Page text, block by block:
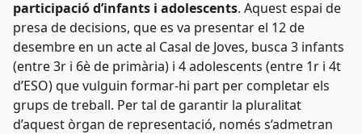
participació d’infants i adolescents. Aquest espai de
presa de decisions, que es va presentar el 12 de
desembre en un acte al Casal de Joves, busca 3 infants
(entre 3r i 6è de primària) i 4 adolescents (entre 1r i 4t
d’ESO) que vulguin formar-hi part per completar els
grups de treball. Per tal de garantir la pluralitat
d’aquest òrgan de representació, només s’admetran